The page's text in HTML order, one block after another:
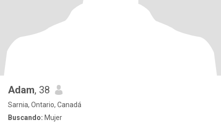
Adam, 38
Sarnia, Ontario, Canadá
Buscando: Mujer